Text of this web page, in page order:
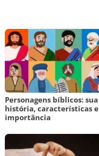
Personagens bíblicos: sua
história, características e
importância